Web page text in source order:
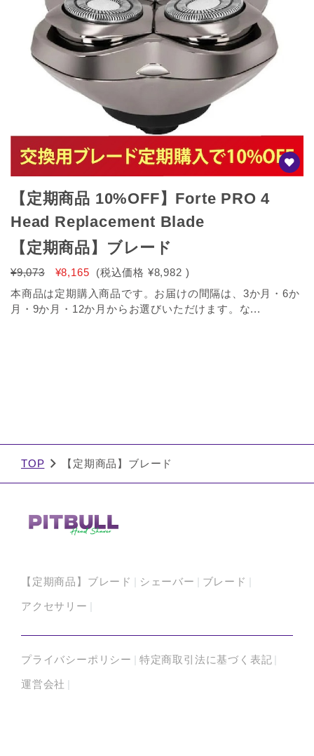
【定期商品 10%OFF】Forte PRO 4
Head Replacement Blade
【定期商品】ブレード
¥9,073 ¥8,165 (税込価格 ¥8,982 )
本商品は定期購入商品です。お届けの間隔は、3か月・6か
月・9か月・12か月からお選びいただけます。な...
TOP 【定期商品】ブレード
【定期商品】ブレード シェーバー ブレード
アクセサリー
プライバシーポリシー 特定商取引法に基づく表記
運営会社